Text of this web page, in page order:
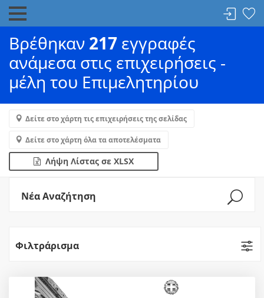
Βρέθηκαν 217 εγγραφές
ανάμεσα στις επιχειρήσεις -
μέλη του Επιμελητηρίου
Δείτε στο χάρτη τις επιχειρήσεις της σελίδας
Δείτε στο χάρτη όλα τα αποτελέσματα
Λήψη Λίστας σε XLSX
Νέα Αναζήτηση
Φιλτράρισμα